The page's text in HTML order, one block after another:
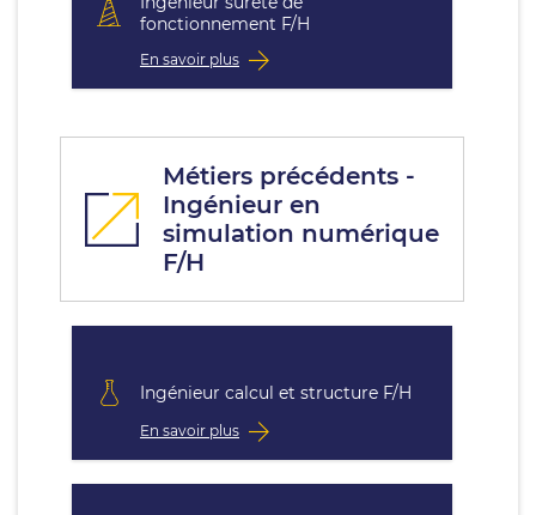
fonctionnement F/H
En savoir plus
Métiers précédents -
Ingénieur en
simulation numérique
F/H
Ingénieur calcul et structure F/H
En savoir plus